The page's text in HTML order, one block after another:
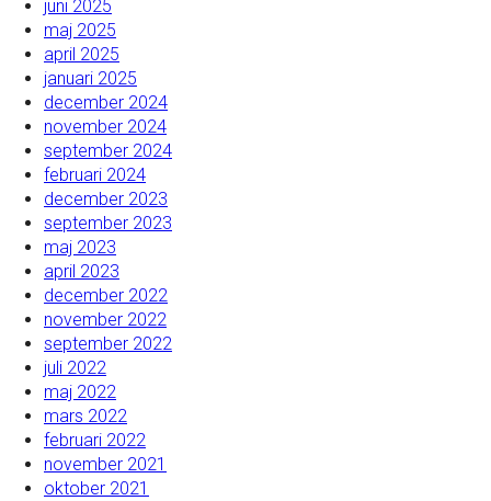
juni 2025
maj 2025
april 2025
januari 2025
december 2024
november 2024
september 2024
februari 2024
december 2023
september 2023
maj 2023
april 2023
december 2022
november 2022
september 2022
juli 2022
maj 2022
mars 2022
februari 2022
november 2021
oktober 2021